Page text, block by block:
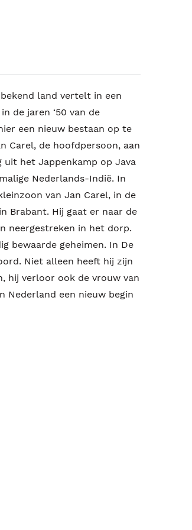
land vertelt in een
de jaren ‘50 van de
een nieuw bestaan op te
Carel, de hoofdpersoon, aan
uit het Jappenkamp op Java
Nederlands-Indië. In
van Jan Carel, in de
Brabant. Hij gaat er naar de
neergestreken in het dorp.
bewaarde geheimen. In De
Niet alleen heeft hij zijn
hij verloor ook de vrouw van
Nederland een nieuw begin